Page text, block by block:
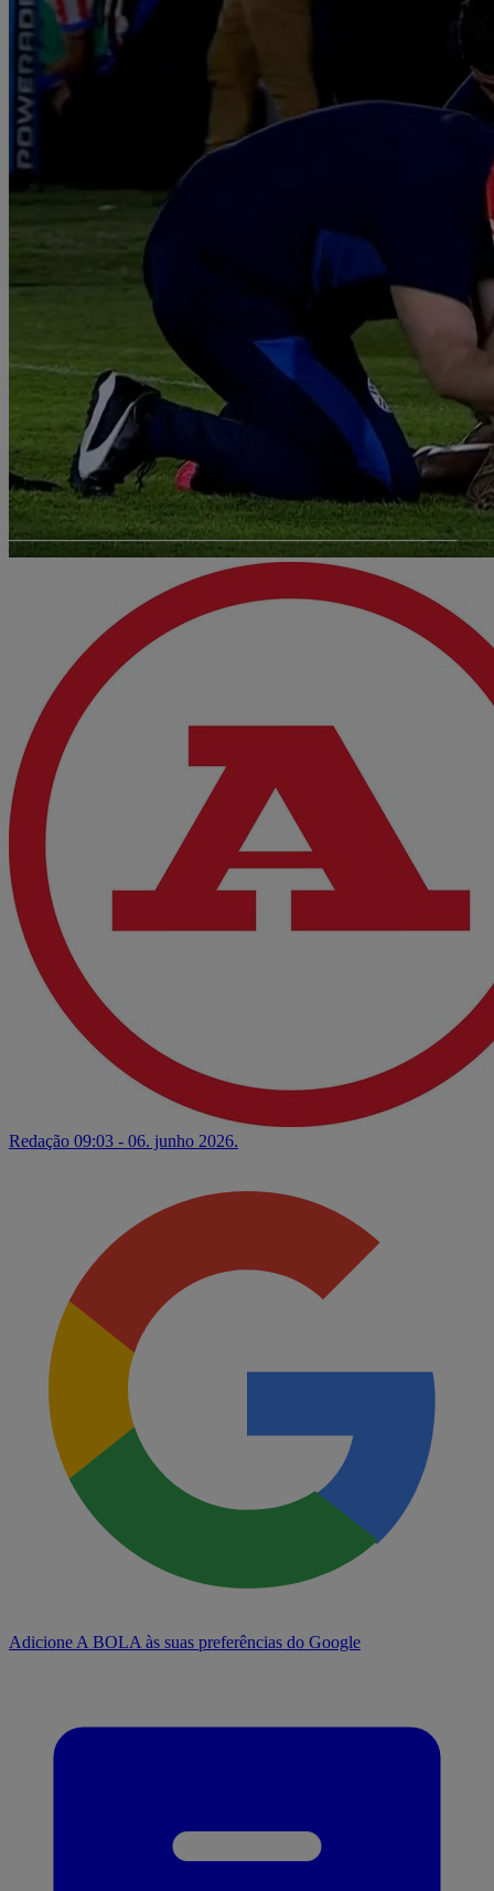
Redação 09:03 - 06. junho 2026.
Adicione A BOLA às suas preferências do Google